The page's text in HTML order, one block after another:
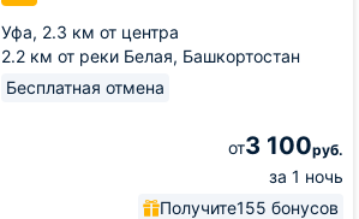
Уфа, 2.3 км от центра
2.2 км от реки Белая, Башкортостан
Бесплатная отмена
от3 100руб.
за 1 ночь
Получите155 бонусов